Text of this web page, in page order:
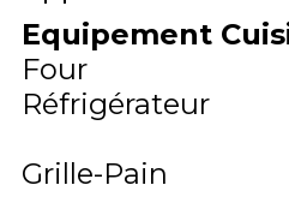
Equipement
Four
Réfrigérateur
Grille-Pain